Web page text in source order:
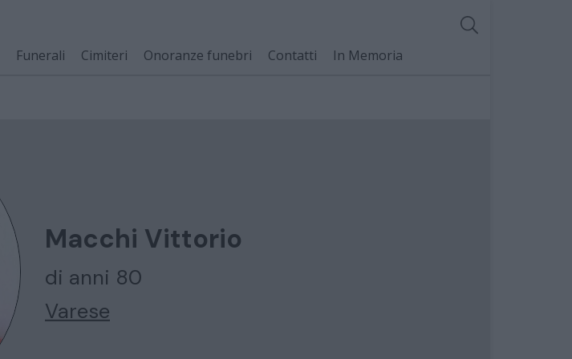
Funerali Cimiteri Onoranze funebri Contatti In Memoria
Macchi Vittorio
di anni 80
Varese